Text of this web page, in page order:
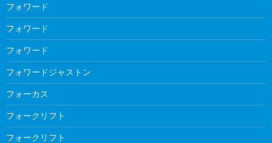
フォワード
フォワード
フォワード
フォワードジャストン
フォーカス
フォークリフト
フォークリフト